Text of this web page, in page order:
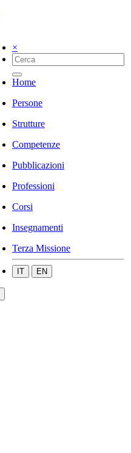
×
Home
Persone
Strutture
Competenze
Pubblicazioni
Professioni
Corsi
Insegnamenti
Terza Missione
IT EN